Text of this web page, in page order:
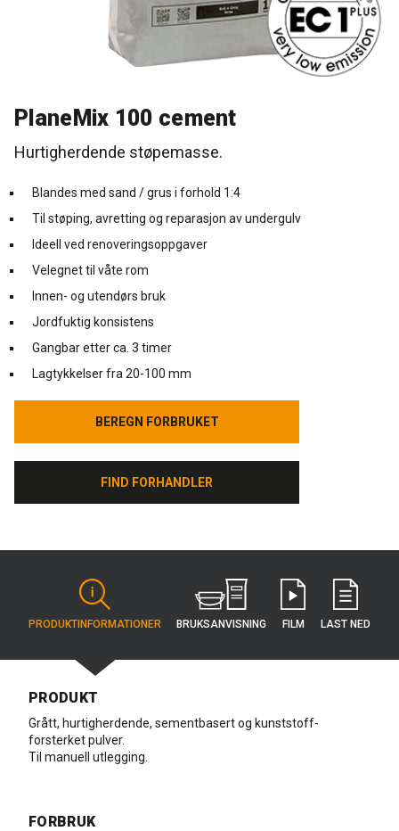
Rense- pleiemidler
Trinnlydsmembran
Last ned
Kurs for proff'en
Tekniske spørgsmål
EN
PlaneMix 100 cement
Hurtigherdende støpemasse.
Blandes med sand / grus i forhold 1:4
Til støping, avretting og reparasjon av undergulv
Ideell ved renoveringsoppgaver
Velegnet til våte rom
Innen- og utendørs bruk
Jordfuktig konsistens
Gangbar etter ca. 3 timer
Lagtykkelser fra 20-100 mm
BEREGN FORBRUKET
BEREGN FORBRUKET
FIND FORHANDLER
FIND FORHANDLER
PRODUKT­INFORMATIONER BRUKS­ANVISNING FILM LAST NED
PRODUKT
Grått, hurtigherdende, sementbasert og kunststoff-
forsterket pulver.
Til manuell utlegging.
FORBRUK